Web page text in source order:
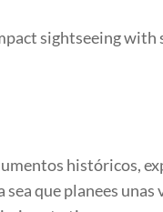
sightseeing with
históricos,
que planees